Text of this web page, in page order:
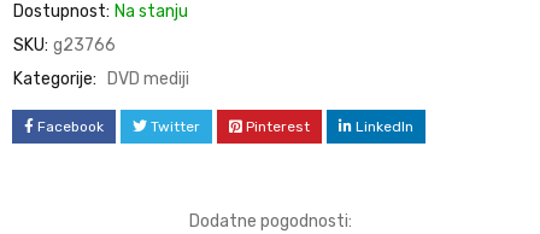
Dostupnost: Na stanju
SKU: g23766
Kategorije:
DVD mediji
Facebook Twitter Pinterest LinkedIn
Dodatne pogodnosti: